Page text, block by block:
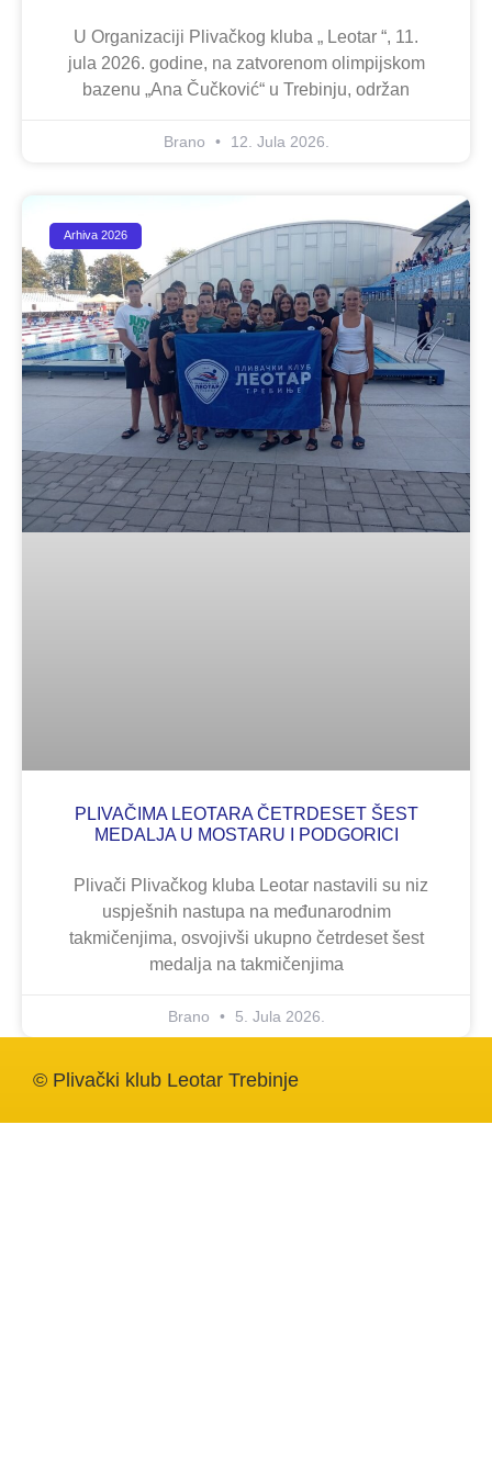
U Organizaciji Plivačkog kluba „ Leotar “, 11.
jula 2026. godine, na zatvorenom olimpijskom
bazenu „Ana Čučković“ u Trebinju, održan
Brano 12. Jula 2026.
Arhiva 2026
PLIVAČIMA LEOTARA ČETRDESET ŠEST
MEDALJA U MOSTARU I PODGORICI
Plivači Plivačkog kluba Leotar nastavili su niz
uspješnih nastupa na međunarodnim
takmičenjima, osvojivši ukupno četrdeset šest
medalja na takmičenjima
Brano 5. Jula 2026.
© Plivački klub Leotar Trebinje